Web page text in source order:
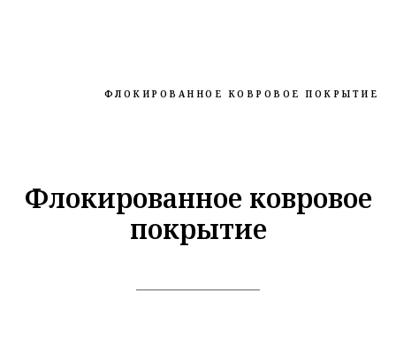
ФЛОКИРОВАННОЕ КОВРОВОЕ ПОКРЫТИЕ
Флокированное ковровое
покрытие